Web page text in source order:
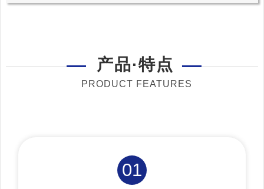
产品·特点
PRODUCT FEATURES
01